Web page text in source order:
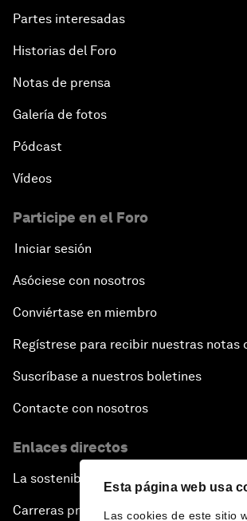
Esta página web usa
Las cookies de este sitio
Partes interesadas
Historias del Foro
Notas de prensa
Galería de fotos
Pódcast
Vídeos
Participe en el Foro
Iniciar sesión
Asóciese con nosotros
Conviértase en miembro
Regístrese para recibir nuestras notas
Suscríbase a nuestros boletines
Contacte con nosotros
Enlaces directos
La sostenibilidad en el Foro
Carreras profesionales